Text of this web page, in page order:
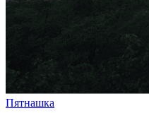
Пятнашка